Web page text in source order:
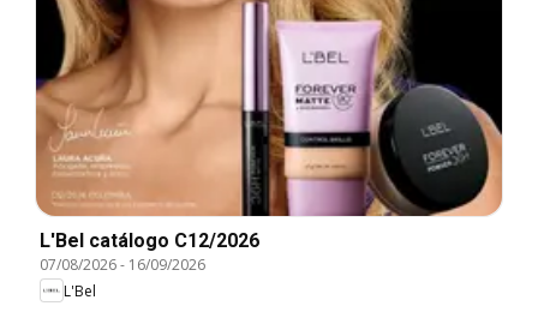
L'Bel catálogo C12/2026
07/08/2026- 16/09/2026
L'Bel